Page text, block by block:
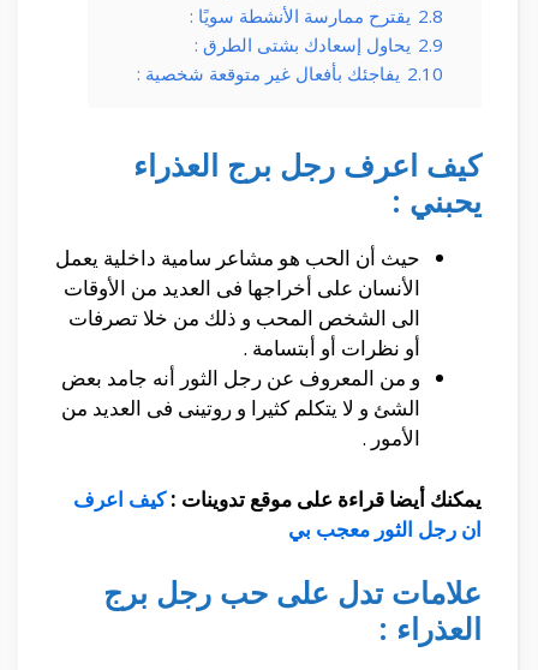
2.8 يقترح ممارسة الأنشطة سويًا :
2.9 يحاول إسعادك بشتى الطرق :
2.10 يفاجئك بأفعال غير متوقعة شخصية :
كيف اعرف رجل برج العذراء
يحبني :
حيث أن الحب هو مشاعر سامية داخلية يعمل
الأنسان على أخراجها فى العديد من الأوقات
الى الشخص المحب و ذلك من خلا تصرفات
أو نظرات أو أبتسامة .
و من المعروف عن رجل الثور أنه جامد بعض
الشئ و لا يتكلم كثيرا و روتينى فى العديد من
الأمور .
يمكنك أيضا قراءة على موقع تدوينات :كيف اعرف
ان رجل الثور معجب بي
علامات تدل على حب رجل برج
العذراء :